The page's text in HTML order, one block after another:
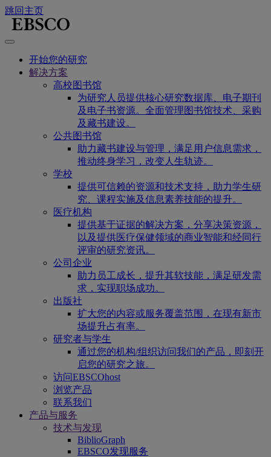
跳回主页
开始您的研究
解决方案
高校图书馆
为研究人员提供核心研究数据库、电子期刊
及电子书资源。全面管理图书馆技术、采购
及藏书建设。
公共图书馆
助力藏书建设与管理，满足用户信息需求，
推动终身学习，改变人生轨迹。
学校
提供可信赖的资源和技术支持，助力学生研
究、课程实施及信息素养技能的提升。
医疗机构
提供基于证据的解决方案，分享决策资源，
以及提供医疗保健领域的商业智能和经同行
评审的研究资讯。
公司企业
助力员工成长，提升其软技能，满足研发需
求，实现职场成功。
出版社
扩大您的内容或服务覆盖范围，在现有新市
场提升占有率。
研究者与学生
通过您的机构/组织访问我们的产品，即刻开
启您的研究之旅。
访问EBSCOhost
浏览产品
联系我们
产品与服务
技术与发现
BiblioGraph
EBSCO发现服务